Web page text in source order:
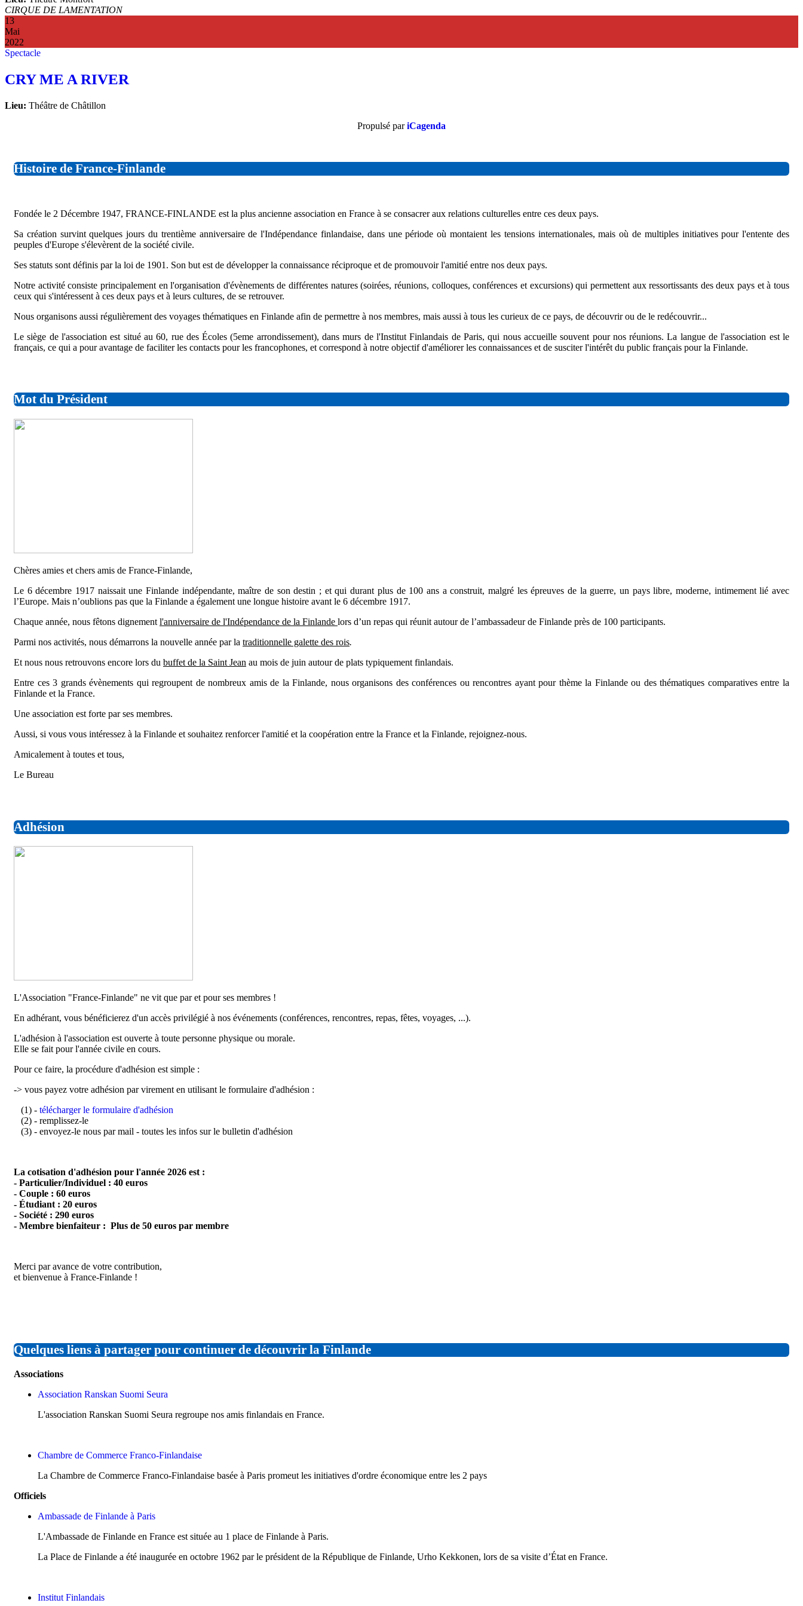
CIRQUE DE LAMENTATION
13
Mai
2022
Spectacle
CRY ME A RIVER
Lieu: Théâtre de Châtillon
Propulsé pariCagenda
Histoire de France-Finlande
Fondée le 2 Décembre 1947, FRANCE-FINLANDE est la plus ancienne association en France à se consacrer aux relations culturelles entre ces deux pays.
Sa création survint quelques jours du trentième anniversaire de l'Indépendance finlandaise, dans une période où montaient les tensions internationales, mais où de multiples initiatives pour l'entente des
peuples d'Europe s'élevèrent de la société civile.
Ses statuts sont définis par la loi de 1901. Son but est de développer la connaissance réciproque et de promouvoir l'amitié entre nos deux pays.
Notre activité consiste principalement en l'organisation d'évènements de différentes natures (soirées, réunions, colloques, conférences et excursions) qui permettent aux ressortissants des deux pays et à tous
ceux qui s'intéressent à ces deux pays et à leurs cultures, de se retrouver.
Nous organisons aussi régulièrement des voyages thématiques en Finlande afin de permettre à nos membres, mais aussi à tous les curieux de ce pays, de découvrir ou de le redécouvrir...
Le siège de l'association est situé au 60, rue des Écoles (5eme arrondissement), dans murs de l'Institut Finlandais de Paris, qui nous accueille souvent pour nos réunions. La langue de l'association est le
français, ce qui a pour avantage de faciliter les contacts pour les francophones, et correspond à notre objectif d'améliorer les connaissances et de susciter l'intérêt du public français pour la Finlande.
Mot du Président
Chères amies et chers amis de France-Finlande,
Le 6 décembre 1917 naissait une Finlande indépendante, maître de son destin ; et qui durant plus de 100 ans a construit, malgré les épreuves de la guerre, un pays libre, moderne, intimement lié avec
l’Europe. Mais n’oublions pas que la Finlande a également une longue histoire avant le 6 décembre 1917.
Chaque année, nous fêtons dignement l'anniversaire de l'Indépendance de la Finlande lors d’un repas qui réunit autour de l’ambassadeur de Finlande près de 100 participants.
Parmi nos activités, nous démarrons la nouvelle année par la traditionnelle galette des rois.
Et nous nous retrouvons encore lors du buffet de la Saint Jean au mois de juin autour de plats typiquement finlandais.
Entre ces 3 grands évènements qui regroupent de nombreux amis de la Finlande, nous organisons des conférences ou rencontres ayant pour thème la Finlande ou des thématiques comparatives entre la
Finlande et la France.
Une association est forte par ses membres.
Aussi, si vous vous intéressez à la Finlande et souhaitez renforcer l'amitié et la coopération entre la France et la Finlande, rejoignez-nous.
Amicalement à toutes et tous,
Le Bureau
Adhésion
L'Association "France-Finlande" ne vit que par et pour ses membres !
En adhérant, vous bénéficierez d'un accès privilégié à nos événements (conférences, rencontres, repas, fêtes, voyages, ...).
L'adhésion à l'association est ouverte à toute personne physique ou morale.
Elle se fait pour l'année civile en cours.
Pour ce faire, la procédure d'adhésion est simple :
-> vous payez votre adhésion par virement en utilisant le formulaire d'adhésion :
(1) - télécharger le formulaire d'adhésion
(2) - remplissez-le
(3) - envoyez-le nous par mail - toutes les infos sur le bulletin d'adhésion
La cotisation d'adhésion pour l'année 2026 est :
- Particulier/Individuel : 40 euros
- Couple : 60 euros
- Étudiant : 20 euros
- Société : 290 euros
- Membre bienfaiteur : Plus de 50 euros par membre
Merci par avance de votre contribution,
et bienvenue à France-Finlande !
Quelques liens à partager pour continuer de découvrir la Finlande
Associations
Association Ranskan Suomi Seura
L'association Ranskan Suomi Seura regroupe nos amis finlandais en France.
Chambre de Commerce Franco-Finlandaise
La Chambre de Commerce Franco-Finlandaise basée à Paris promeut les initiatives d'ordre économique entre les 2 pays
Officiels
Ambassade de Finlande à Paris
L'Ambassade de Finlande en France est située au 1 place de Finlande à Paris.
La Place de Finlande a été inaugurée en octobre 1962 par le président de la République de Finlande, Urho Kekkonen, lors de sa visite d’État en France.
Institut Finlandais